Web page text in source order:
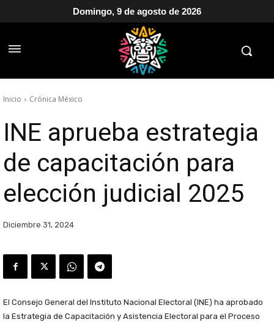
Domingo, 9 de agosto de 2026
Inicio Crónica México
INE aprueba estrategia
de capacitación para
elección judicial 2025
Diciembre 31, 2024
El Consejo General del Instituto Nacional Electoral (INE) ha aprobado
la Estrategia de Capacitación y Asistencia Electoral para el Proceso